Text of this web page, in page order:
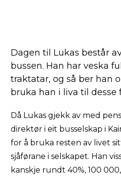
Dagen til Lukas består
bussen. Han har veska
traktatar, og så ber han
bruka han i liva til desse
Då Lukas gjekk av med
direktør i eit busselskap i
for å bruka resten av livet
sjåførane i selskapet. Han
kanskje rundt 40%, 100